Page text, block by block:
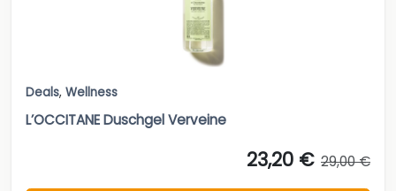
Deals, Wellness
L’OCCITANE Duschgel Verveine
23,20 € 29,00 €